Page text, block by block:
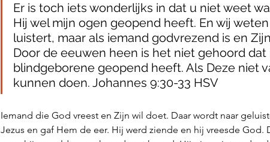
Er is toch iets wonderlijks in dat u niet weet
Hij wel mijn ogen geopend heeft. En wij
luistert, maar als iemand godvrezend is en
Door de eeuwen heen is het niet gehoord
blindgeborene geopend heeft. Als Deze niet
kunnen doen. ‭‭Johannes‬ ‭9‬:‭30‬-‭33‬ ‭HSV‬‬
Iemand die God vreest en Zijn wil doet. Daar wordt naar
Jezus en gaf Hem de eer. Hij werd ziende en hij vreesde God.